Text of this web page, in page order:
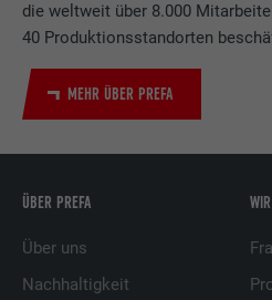
die weltweit über 8.000
40 Produktionsstandorten
MEHR ÜBER PREFA
ÜBER PREFA
Über uns
Nachhaltigkeit